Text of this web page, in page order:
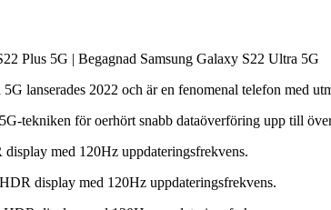
Plus 5G | Begagnad Samsung Galaxy S22 Ultra 5G
lanserades 2022 och är en fenomenal telefon med
tekniken för oerhört snabb dataöverföring upp till
med 120Hz uppdateringsfrekvens.
display med 120Hz uppdateringsfrekvens.